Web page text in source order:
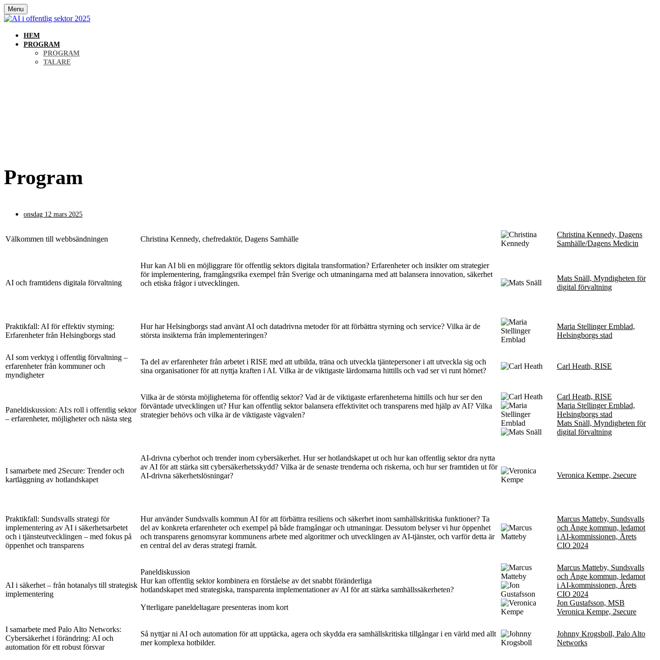
Menu
HEM
PROGRAM
PROGRAM
TALARE
Program
onsdag 12 mars 2025
Välkommen till webbsändningen Christina Kennedy, chefredaktör, Dagens Samhälle
Christina Kennedy, Dagens
Samhälle/Dagens Medicin
AI och framtidens digitala förvaltning
Hur kan AI bli en möjliggrare för offentlig sektors digitala transformation? Erfarenheter och insikter om strategier
för implementering, framgångsrika exempel från Sverige och utmaningarna med att balansera innovation, säkerhet
och etiska frågor i utvecklingen.
Mats Snäll, Myndigheten för
digital förvaltning
Praktikfall: AI för effektiv styrning:
Erfarenheter från Helsingborgs stad
Hur har Helsingborgs stad använt AI och datadrivna metoder för att förbättra styrning och service? Vilka är de
största insikterna från implementeringen?
Maria Stellinger Ernblad,
Helsingborgs stad
AI som verktyg i offentlig förvaltning –
erfarenheter från kommuner och
myndigheter
Ta del av erfarenheter från arbetet i RISE med att utbilda, träna och utveckla tjäntepersoner i att utveckla sig och
sina organisationer för att nyttja kraften i AI. Vilka är de viktigaste lärdomarna hittills och vad ser vi runt hörnet?
Carl Heath, RISE
Paneldiskussion: AI:s roll i offentlig sektor
– erfarenheter, möjligheter och nästa steg
Vilka är de största möjligheterna för offentlig sektor? Vad är de viktigaste erfarenheterna hittills och hur ser den
förväntade utvecklingen ut? Hur kan offentlig sektor balansera effektivitet och transparens med hjälp av AI? Vilka
strategier behövs och vilka är de viktigaste vägvalen?
Carl Heath, RISE
Maria Stellinger Ernblad,
Helsingborgs stad
Mats Snäll, Myndigheten för
digital förvaltning
I samarbete med 2Secure: Trender och
kartläggning av hotlandskapet
AI-drivna cyberhot och trender inom cybersäkerhet. Hur ser hotlandskapet ut och hur kan offentlig sektor dra nytta
av AI för att stärka sitt cybersäkerhetsskydd? Vilka är de senaste trenderna och riskerna, och hur ser framtiden ut för
AI-drivna säkerhetslösningar?
Veronica Kempe, 2secure
Praktikfall: Sundsvalls strategi för
implementering av AI i säkerhetsarbetet
och i tjänsteutvecklingen – med fokus på
öppenhet och transparens
Hur använder Sundsvalls kommun AI för att förbättra resiliens och säkerhet inom samhällskritiska funktioner? Ta
del av konkreta erfarenheter och exempel på både framgångar och utmaningar. Dessutom belyser vi hur öppenhet
och transparens genomsyrar kommunens arbete med algoritmer och utvecklingen av AI-tjänster, och varför detta är
en central del av deras strategi framåt.
Marcus Matteby, Sundsvalls
och Ånge kommun, ledamot
i AI-kommissionen, Årets
CIO 2024
AI i säkerhet – från hotanalys till strategisk
implementering
Paneldiskussion
Hur kan offentlig sektor kombinera en förståelse av det snabbt föränderliga
hotlandskapet med strategiska, transparenta implementationer av AI för att stärka samhällssäkerheten?
Ytterligare paneldeltagare presenteras inom kort
Marcus Matteby, Sundsvalls
och Ånge kommun, ledamot
i AI-kommissionen, Årets
CIO 2024
Jon Gustafsson, MSB
Veronica Kempe, 2secure
I samarbete med Palo Alto Networks:
Cybersäkerhet i förändring: AI och
automation för ett robust försvar
Så nyttjar ni AI och automation för att upptäcka, agera och skydda era samhällskritiska tillgångar i en värld med allt
mer komplexa hotbilder.
Johnny Krogsboll, Palo Alto
Networks